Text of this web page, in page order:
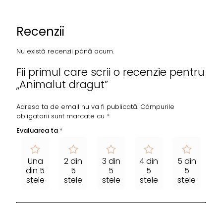
Recenzii
Nu există recenzii până acum.
Fii primul care scrii o recenzie pentru
„Animalut dragut”
Adresa ta de email nu va fi publicată. Câmpurile
obligatorii sunt marcate cu *
Evaluarea ta *
Una
din 5
stele
2 din
5
stele
3 din
5
stele
4 din
5
stele
5 din
5
stele